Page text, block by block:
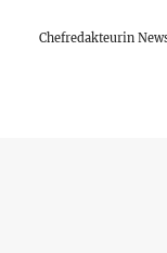
Chefredakteurin